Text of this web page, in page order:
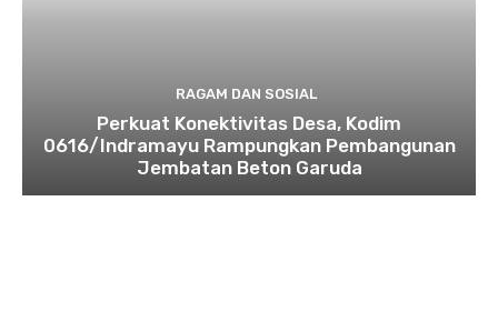
RAGAM DAN SOSIAL
​Perkuat Konektivitas Desa, Kodim
0616/Indramayu Rampungkan Pembangunan
Jembatan Beton Garuda